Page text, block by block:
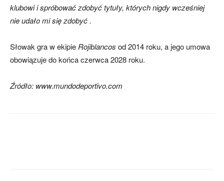
klubowi i spróbować zdobyć tytuły, których nigdy wcześniej
nie udało mi się zdobyć .
Słowak gra w ekipie Rojiblancos od 2014 roku, a jego umowa
obowiązuje do końca czerwca 2028 roku.
Źródło: www.mundodeportivo.com